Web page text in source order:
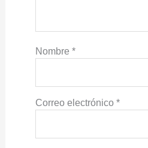
Nombre *
Correo electrónico *